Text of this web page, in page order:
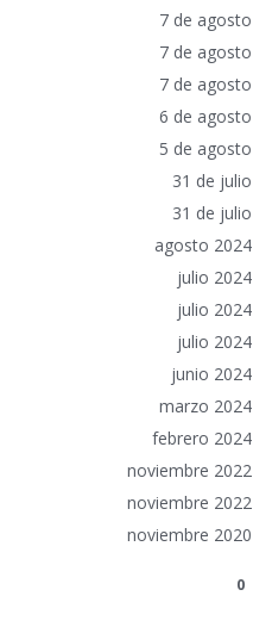
7 de agosto
7 de agosto
7 de agosto
6 de agosto
5 de agosto
31 de julio
31 de julio
agosto 2024
julio 2024
julio 2024
julio 2024
junio 2024
marzo 2024
febrero 2024
noviembre 2022
noviembre 2022
noviembre 2020
0